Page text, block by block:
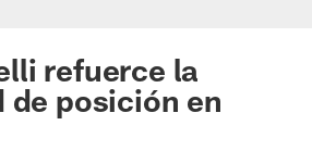
refuerce la
posición en